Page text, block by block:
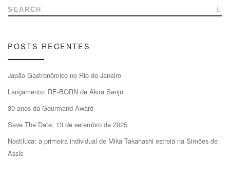
SEARCH
POSTS RECENTES
Japão Gastronômico no Rio de Janeiro
Lançamento: RE-BORN de Akira Senju
30 anos da Gourmand Award
Save The Date: 13 de setembro de 2025
Noctiluca: a primeira individual de Mika Takahashi estreia na Simões de
Assis